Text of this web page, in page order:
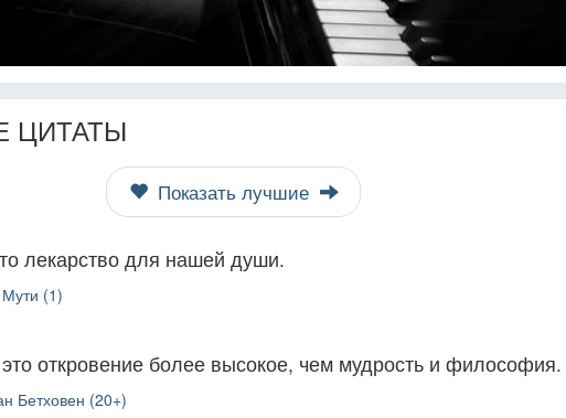
ЦИТАТЫ
Показать лучшие
лекарство для нашей души.
(1)
откровение более высокое, чем мудрость и философия.
Бетховен (20+)